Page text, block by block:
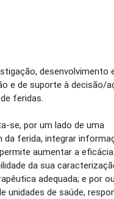
desenvolvimento
e de suporte à decisão/
feridas.
se, por um lado de uma
da ferida, integrar
aumentar a
da sua
adequada; e por
unidades de saúde,